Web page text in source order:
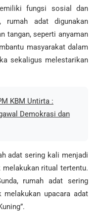
fungsi sosial dan
rumah adat digunakan
tangan, seperti anyaman
masyarakat dalam
sekaligus melestarikan
KBM Untirta :
Demokrasi dan
adat sering kali menjadi
ritual tertentu.
rumah adat sering
melakukan upacara adat